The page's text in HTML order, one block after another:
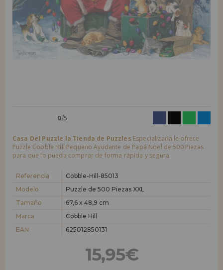
LIQUIDACIONES
INFORMACIÓN
955 333 133
Quiero registrarme como
nuevo cliente
Al crear una cuenta en casadelpuzzle.com podrás realizar tus compras
rápidamente en nuestra tienda virtual, revisar el estado de tus pedidos
y consultar tus operaciones anteriores.
Quiero registrarme como
nuevo distribuidor
¿Eres Profesional o Empresa?. ¿Quieres vender en tu negocio
nuestros productos?. Regístrate como distribuidor y conoce nuestras
condiciones de ventas con descuentos especiales para la distribución.
¡Adelante! Te estábamos esperando.
0/5
Casa Del Puzzle la Tienda de Puzzles Especializada le ofrece
Puzzle Cobble Hill Pequeño Ayudante de Papá Noel de 500 Piezas
para que lo pueda comprar de forma rápida y segura.
Referencia
Cobble-Hill-85013
Modelo
Puzzle de 500 Piezas XXL
Tamaño
67,6 x 48,9 cm
Marca
Cobble Hill
EAN
625012850131
15,95€